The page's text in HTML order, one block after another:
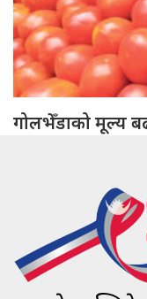
गोलभेँडाको मूल्य